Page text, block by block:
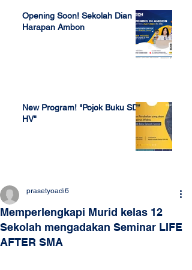
Opening Soon! Sekolah Dian
Harapan Ambon
New Program! "Pojok Buku SDH
HV"
Memperlengkapi Murid kelas 12
Sekolah mengadakan Seminar LIFE
AFTER SMA
prasetyoadi6